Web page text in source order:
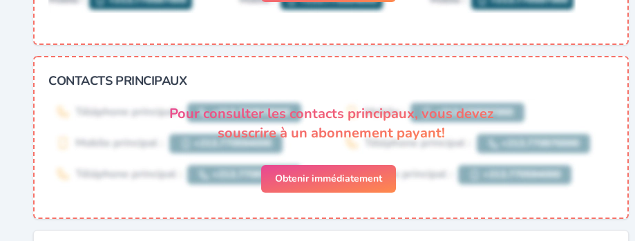
CONTACTS PRINCIPAUX
Pour consulter les contacts principaux, vous devez
souscrire à un abonnement payant!
Obtenir immédiatement